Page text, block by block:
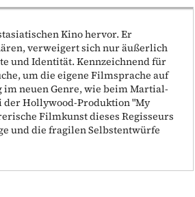
Kino hervor. Er
verweigert sich nur äußerlich
und Identität. Kennzeichnend für
um die eigene Filmsprache auf
im neuen Genre, wie beim Martial-
der Hollywood-Produktion "My
Filmkunst dieses Regisseurs
und die fragilen Selbstentwürfe